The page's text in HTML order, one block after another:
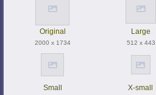
Original
2000 x 1734
Large
512 x 443
Small X-small